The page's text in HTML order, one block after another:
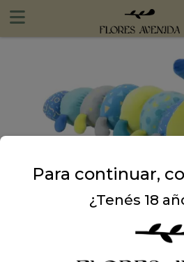
Para continuar,
¿Tenés 18